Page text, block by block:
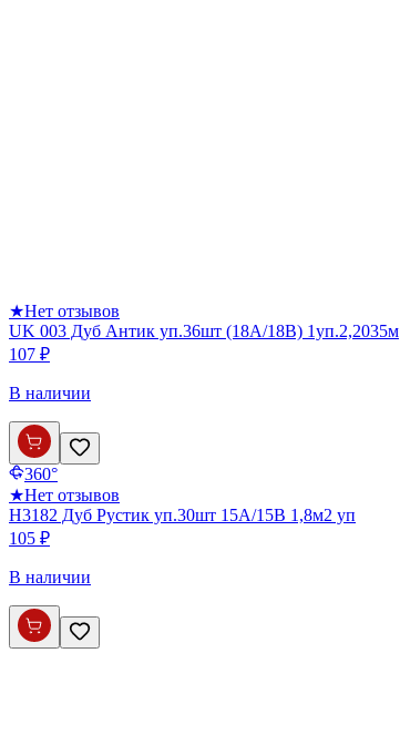
★Нет отзывов
UK 003 Дуб Антик уп.36шт (18А/18В) 1уп.2,2035м
107 ₽
В наличии
360°
★Нет отзывов
Н3182 Дуб Рустик уп.30шт 15А/15В 1,8м2 уп
105 ₽
В наличии